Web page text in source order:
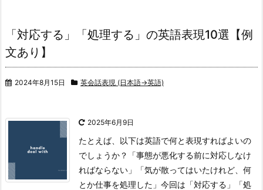
「対応する」「処理する」の英語表現10選【例
文あり】
2024年8月15日 英会話表現 (日本語→英語)
2025年6月9日
たとえば、以下は英語で何と表現すればよいの
でしょうか？
「事態が悪化する前に対応しなけ
ればならない」
「気が散ってはいたけれど、何
とか仕事を処理した」 今回は「対応する」「処